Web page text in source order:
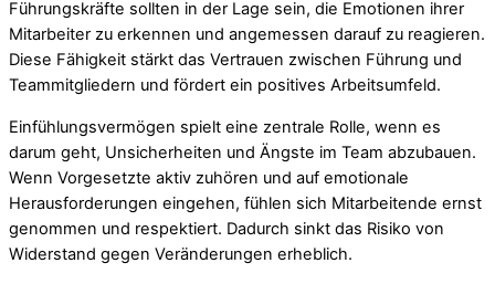
Führungskräfte sollten in der Lage sein, die Emotionen ihrer
Mitarbeiter zu erkennen und angemessen darauf zu reagieren.
Diese Fähigkeit stärkt das Vertrauen zwischen Führung und
Teammitgliedern und fördert ein positives Arbeitsumfeld.
Einfühlungsvermögen spielt eine zentrale Rolle, wenn es
darum geht, Unsicherheiten und Ängste im Team abzubauen.
Wenn Vorgesetzte aktiv zuhören und auf emotionale
Herausforderungen eingehen, fühlen sich Mitarbeitende ernst
genommen und respektiert. Dadurch sinkt das Risiko von
Widerstand gegen Veränderungen erheblich.